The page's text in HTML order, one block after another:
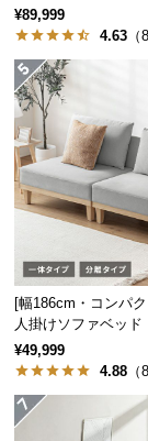
お
客
様
サ
ポ
ー
ト
ら
せ
ブ
ロ
イル
¥89,999
4.63 （
[幅186cm・コンパ
人掛けソファベッド
グ 天然木フレーム 北
¥49,999
4.88 （